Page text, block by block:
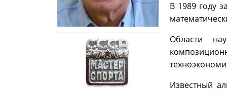
В 1989 году
Области
Известный